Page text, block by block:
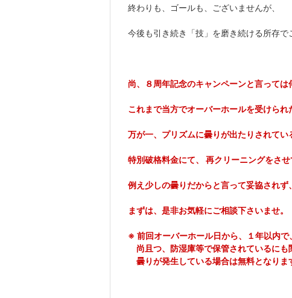
終わりも、ゴールも、ございませんが、
今後も引き続き「技」を磨き続ける所存で
尚、８周年記念のキャンペーンと言っては
これまで当方でオーバーホールを受けられ
万が一、プリズムに曇りが出たりされてい
特別破格料金にて、 再クリーニングをさせ
例え少しの曇りだからと言って妥協されず、
まずは、是非お気軽にご相談下さいませ。
※ 前回オーバーホール日から、１年以内で、
尚且つ、防湿庫等で保管されているにも
曇りが発生している場合は無料となり